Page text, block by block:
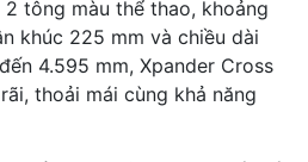
tông màu thể thao, khoảng
khúc 225 mm và chiều dài
4.595 mm, Xpander Cross
thoải mái cùng khả năng